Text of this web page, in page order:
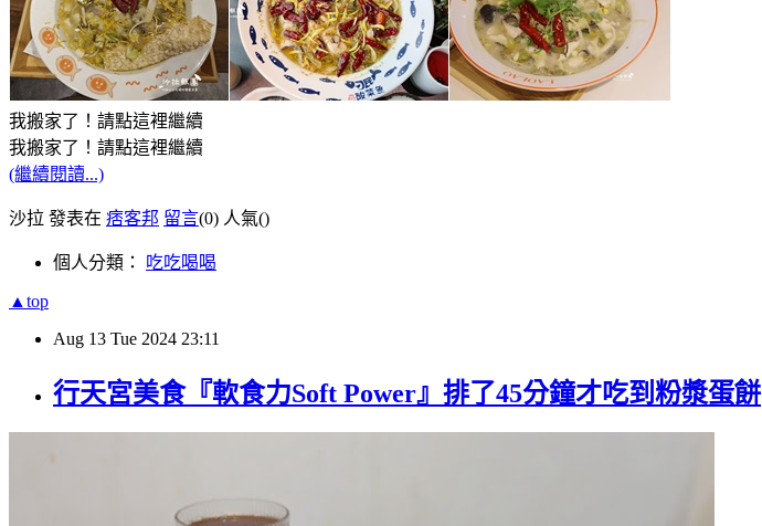
我搬家了！請點這裡繼續
我搬家了！請點這裡繼續
(繼續閱讀...)
沙拉 發表在 痞客邦 留言(0) 人氣()
個人分類： 吃吃喝喝
▲top
Aug 13 Tue 2024 23:11
行天宮美食『軟食力Soft Power』排了45分鐘才吃到粉漿蛋餅